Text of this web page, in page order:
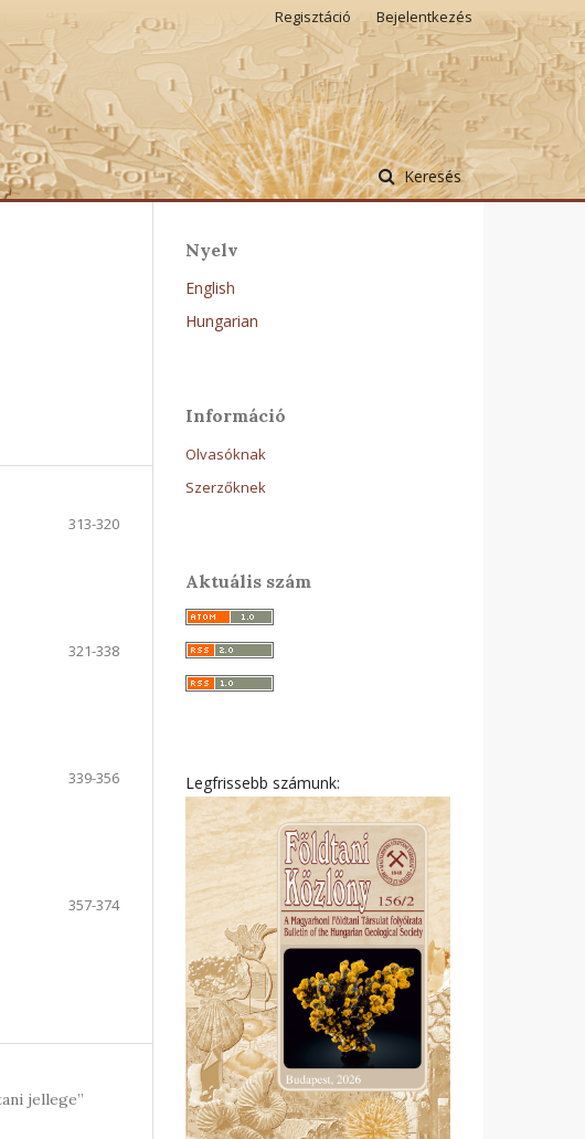
Keresés
Regisztáció Bejelentkezés
313-320
321-338
339-356
357-374
jellege”
Nyelv
English
Hungarian
Információ
Olvasóknak
Szerzőknek
Aktuális szám
Legfrissebb számunk: